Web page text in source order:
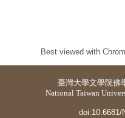
Best viewed with
臺灣大學文學院佛
National Taiwan
doi:10.6681/